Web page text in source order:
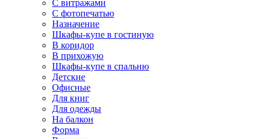
С витражами
С фотопечатью
Назначение
Шкафы-купе в гостиную
В коридор
В прихожую
Шкафы-купе в спальню
Детские
Офисные
Для книг
Для одежды
На балкон
Форма